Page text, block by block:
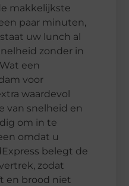
makkelijkste
paar minuten,
uw lunch al
zonder in
een
voor
waardevol
van snelheid en
om in te
omdat u
belegt de
zodat
en brood niet